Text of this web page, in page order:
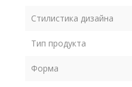
Стилистика дизайна
Тип продукта
Форма